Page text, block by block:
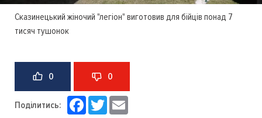
Сказинецький жіночий "легіон" виготовив для бійців понад 7
тисяч тушонок
0 0
Поділитись: Facebook
Twitter